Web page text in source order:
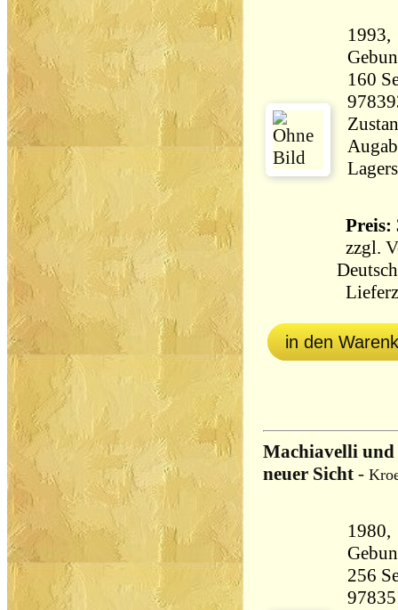
1993,
160 Seiten
Preis:
zzgl.
in den
Machiavelli
neuer Sicht -
1980,
256 Seiten